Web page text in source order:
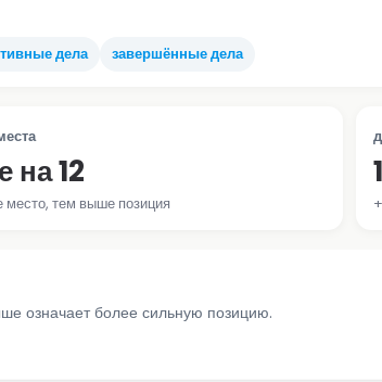
дела завершённые дела
на 12
тем выше позиция
означает более сильную позицию.